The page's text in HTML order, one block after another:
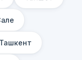
Ташкент